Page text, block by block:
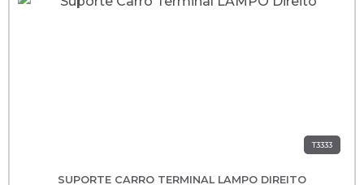
T3333
SUPORTE CARRO TERMINAL LAMPO DIREITO